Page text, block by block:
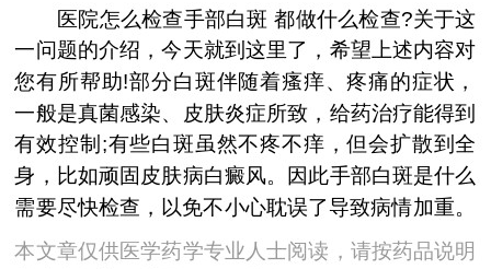
医院怎么检查手部白斑 都做什么检查?关于这
一问题的介绍，今天就到这里了，希望上述内容对
您有所帮助!部分白斑伴随着瘙痒、疼痛的症状，
一般是真菌感染、皮肤炎症所致，给药治疗能得到
有效控制;有些白斑虽然不疼不痒，但会扩散到全
身，比如顽固皮肤病白癜风。因此手部白斑是什么
需要尽快检查，以免不小心耽误了导致病情加重。
本文章仅供医学药学专业人士阅读，请按药品说明